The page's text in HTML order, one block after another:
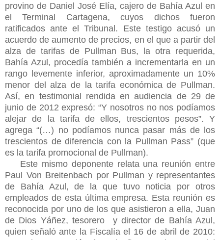
provino de Daniel José Elía, cajero de Bahía Azul en
el Terminal Cartagena, cuyos dichos fueron
ratificados ante el Tribunal. Este testigo acusó un
acuerdo de aumento de precios, en el que a partir del
alza de tarifas de Pullman Bus, la otra requerida,
Bahía Azul, procedía también a incrementarla en un
rango levemente inferior, aproximadamente un 10%
menor del alza de la tarifa económica de Pullman.
Así, en testimonial rendida en audiencia de 29 de
junio de 2012 expresó: “Y nosotros no nos podíamos
alejar de la tarifa de ellos, trescientos pesos”. Y
agrega “(…) no podíamos nunca pasar más de los
trescientos de diferencia con la Pullman Pass” (que
es la tarifa promocional de Pullman).
Este mismo deponente relata una reunión entre
Paul Von Breitenbach por Pullman y representantes
de Bahía Azul, de la que tuvo noticia por otros
empleados de esta última empresa. Esta reunión es
reconocida por uno de los que asistieron a ella, Juan
de Dios Yáñez, tesorero y director de Bahía Azul,
quien señaló ante la Fiscalía el 16 de abril de 2010: